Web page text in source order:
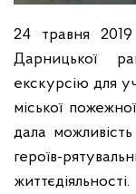
24 травня
Дарницької
екскурсію для
міської
дала
героїв-
життєдіяльності.